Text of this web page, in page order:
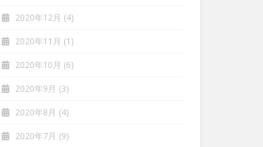
2020年12月 (4)
2020年11月 (1)
2020年10月 (6)
2020年9月 (3)
2020年8月 (4)
2020年7月 (9)